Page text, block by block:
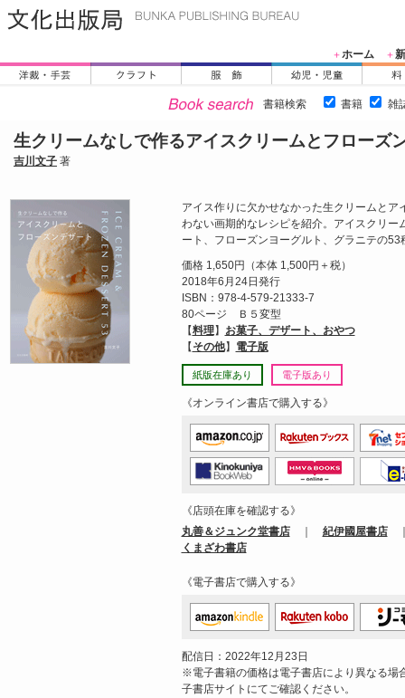
＋ホーム ＋
書籍検索 書籍 雑
生クリームなしで作るアイスクリームとフローズ
吉川文子 著
アイス作りに欠かせなかった生クリームとア
わない画期的なレシピを紹介。アイスクリー
ート、フローズンヨーグルト、グラニテの53
価格 1,650円（本体 1,500円＋税）
2018年6月24日発行
ISBN：978-4-579-21333-7
80ページ Ｂ５変型
【料理】
お菓子、デザート、おやつ
【 その他】 電子版
紙版在庫あり 電子版あり
《オンライン書店で購入する》
《店頭在庫を確認する》
丸善＆ジュンク堂書店｜ 紀伊國屋書店
くまざわ書店
《電子書店で購入する》
配信日：2022年12月23日
※電子書籍の価格は電子書店により異なる場
子書店サイトにてご確認ください。